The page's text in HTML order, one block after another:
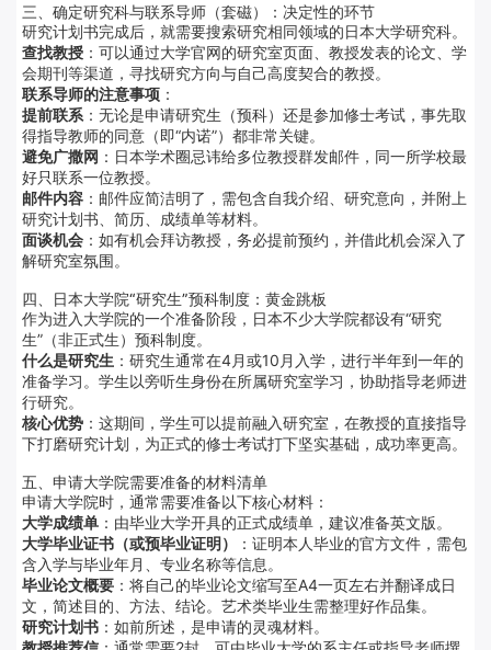
三、确定研究科与联系导师（套磁）：决定性的环节
研究计划书完成后，就需要搜索研究相同领域的日本大学研究科。
查找教授 ：可以通过大学官网的研究室页面、教授发表的论文、学
会期刊等渠道，寻找研究方向与自己高度契合的教授。
联系导师的注意事项 ：
提前联系 ：无论是申请研究生（预科）还是参加修士考试，事先取
得指导教师的同意（即“内诺”）都非常关键。
避免广撒网 ：日本学术圈忌讳给多位教授群发邮件，同一所学校最
好只联系一位教授。
邮件内容 ：邮件应简洁明了，需包含自我介绍、研究意向，并附上
研究计划书、简历、成绩单等材料。
面谈机会 ：如有机会拜访教授，务必提前预约，并借此机会深入了
解研究室氛围。
四、日本大学院“研究生”预科制度：黄金跳板
作为进入大学院的一个准备阶段，日本不少大学院都设有“研究
生”（非正式生）预科制度。
什么是研究生 ：研究生通常在4月或10月入学，进行半年到一年的
准备学习。学生以旁听生身份在所属研究室学习，协助指导老师进
行研究。
核心优势 ：这期间，学生可以提前融入研究室，在教授的直接指导
下打磨研究计划，为正式的修士考试打下坚实基础，成功率更高。
五、申请大学院需要准备的材料清单
申请大学院时，通常需要准备以下核心材料 ：
大学成绩单 ：由毕业大学开具的正式成绩单，建议准备英文版。
大学毕业证书（或预毕业证明）
：证明本人毕业的官方文件，需包
含入学与毕业年月、专业名称等信息。
毕业论文概要 ：将自己的毕业论文缩写至A4一页左右并翻译成日
文，简述目的、方法、结论。艺术类毕业生需整理好作品集。
研究计划书 ：如前所述，是申请的灵魂材料。